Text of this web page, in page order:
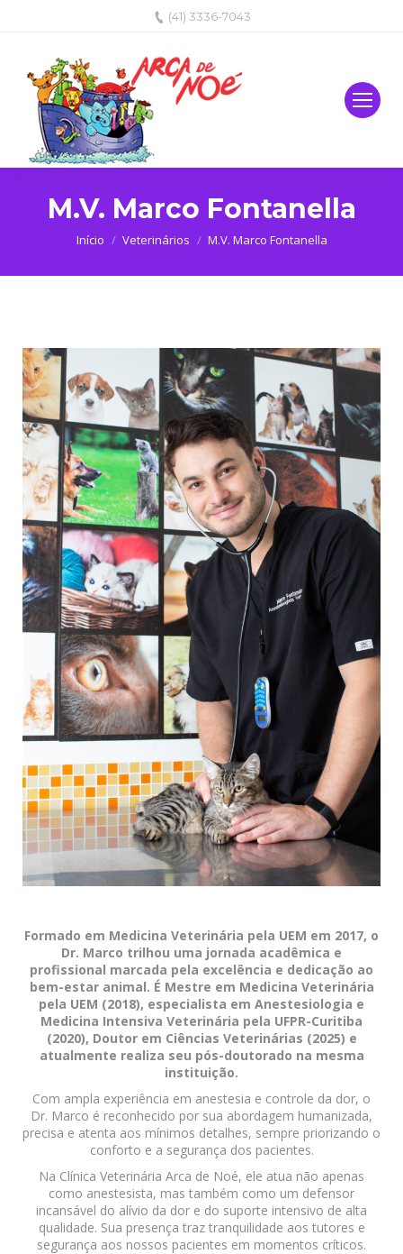
(41) 3336-7043
M.V. Marco Fontanella
Você está aqui:
Início Veterinários M.V. Marco Fontanella
Formado em Medicina Veterinária pela UEM em 2017, o
Dr. Marco trilhou uma jornada acadêmica e
profissional marcada pela excelência e dedicação ao
bem-estar animal. É Mestre em Medicina Veterinária
pela UEM (2018), especialista em Anestesiologia e
Medicina Intensiva Veterinária pela UFPR-Curitiba
(2020), Doutor em Ciências Veterinárias (2025) e
atualmente realiza seu pós-doutorado na mesma
instituição.
Com ampla experiência em anestesia e controle da dor, o
Dr. Marco é reconhecido por sua abordagem humanizada,
precisa e atenta aos mínimos detalhes, sempre priorizando o
conforto e a segurança dos pacientes.
Na Clínica Veterinária Arca de Noé, ele atua não apenas
como anestesista, mas também como um defensor
incansável do alívio da dor e do suporte intensivo de alta
qualidade. Sua presença traz tranquilidade aos tutores e
segurança aos nossos pacientes em momentos críticos.